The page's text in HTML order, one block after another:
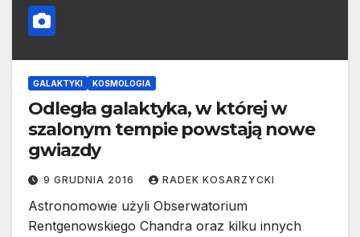
GALAKTYKI KOSMOLOGIA
Odległa galaktyka, w której w
szalonym tempie powstają nowe
gwiazdy
9 GRUDNIA 2016 RADEK KOSARZYCKI
Astronomowie użyli Obserwatorium
Rentgenowskiego Chandra oraz kilku innych